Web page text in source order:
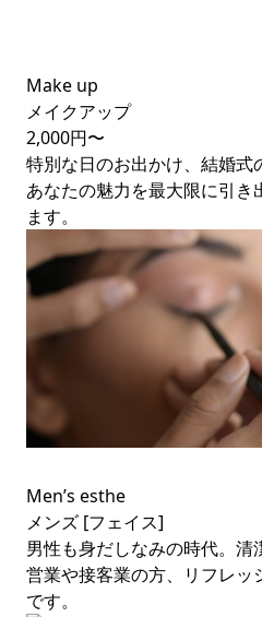
Make up
メイクアップ
2,000円〜
特別な日のお出かけ、結婚式
あなたの魅力を最大限に引き
ます。
Men’s esthe
メンズ [フェイス]
男性も身だしなみの時代。清
営業や接客業の方、リフレッ
です。